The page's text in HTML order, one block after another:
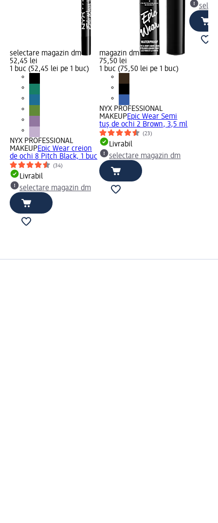
selectare magazin dm
52,45 lei
1 buc (52,45 lei pe 1 buc)
NYX PROFESSIONAL
MAKEUPEpic Wear creion
de ochi 8 Pitch Black, 1 buc
(34)
Livrabil
selectare magazin dm
magazin dm
75,50 lei
1 buc (75,50 lei pe 1 buc)
NYX PROFESSIONAL
MAKEUPEpic Wear Semi
tuș de ochi 2 Brown, 3,5 ml
(23)
Livrabil
selectare magazin dm